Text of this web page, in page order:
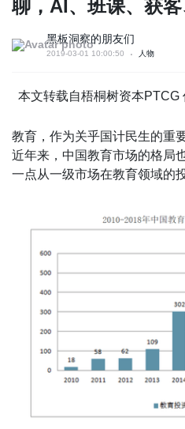
聊，AI、班课、获
黑板洞察的朋友们
2019-03-01 10:00:50 人物
本文转载自梧桐树资本PTCG
教育，作为关乎国计民生的重
近年来，中国教育市场的格局
一点从一级市场在教育领域的